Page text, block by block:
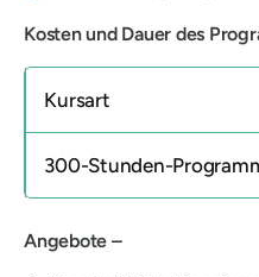
Kosten und Dauer des
Kursart
300-Stunden-
Angebote –